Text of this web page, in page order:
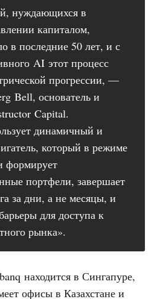
нуждающихся в
капиталом,
в последние 50 лет, и с
AI этот процесс
прогрессии, —
Bell, основатель и
Capital.
динамичный и
который в режиме
формирует
портфели, завершает
за дни, а не месяцы, и
для доступа к
рынка».
находится в Сингапуре,
офисы в Казахстане и